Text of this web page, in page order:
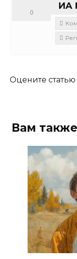
ИА
0
Оцените статью
Вам